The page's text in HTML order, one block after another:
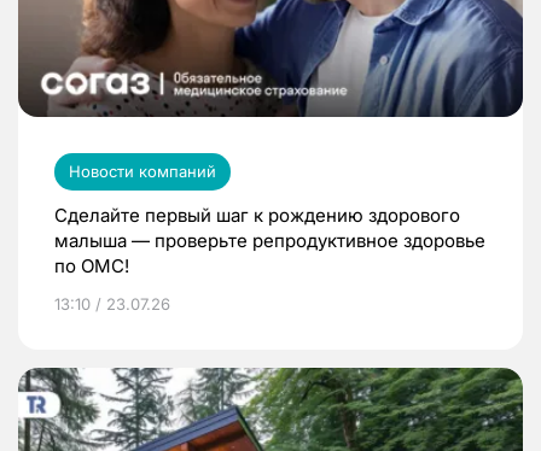
Новости компаний
Сделайте первый шаг к рождению здорового
малыша — проверьте репродуктивное здоровье
по ОМС!
13:10 / 23.07.26